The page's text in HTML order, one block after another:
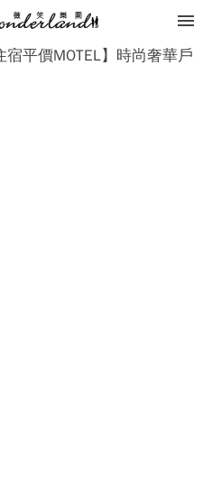
宿平價MOTEL】時尚奢華戶